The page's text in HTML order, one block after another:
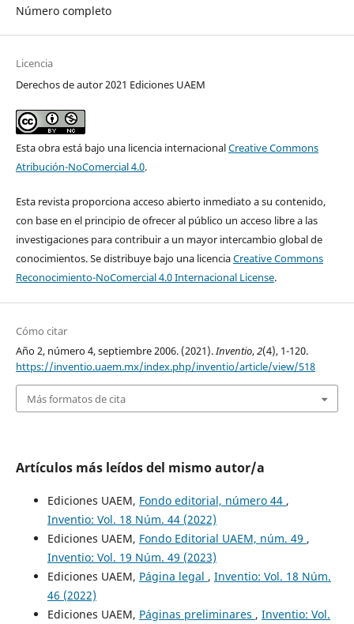
Número completo
Licencia
Derechos de autor 2021 Ediciones UAEM
Esta obra está bajo una licencia internacionalCreative Commons
Atribución-NoComercial 4.0.
Esta revista proporciona acceso abierto inmediato a su contenido,
con base en el principio de ofrecer al público un acceso libre a las
investigaciones para contribuir a un mayor intercambio global de
conocimientos. Se distribuye bajo una licenciaCreative Commons
Reconocimiento-NoComercial 4.0 Internacional License.
Cómo citar
Año 2, número 4, septiembre 2006. (2021).Inventio,2(4), 1-120.
https://inventio.uaem.mx/index.php/inventio/article/view/518
Más formatos de cita
Artículos más leídos del mismo autor/a
Ediciones UAEM, Fondo editorial, número 44 ,
Inventio: Vol. 18 Núm. 44 (2022)
Ediciones UAEM, Fondo Editorial UAEM, núm. 49 ,
Inventio: Vol. 19 Núm. 49 (2023)
Ediciones UAEM, Página legal , Inventio: Vol. 18 Núm.
46 (2022)
Ediciones UAEM, Páginas preliminares , Inventio: Vol.